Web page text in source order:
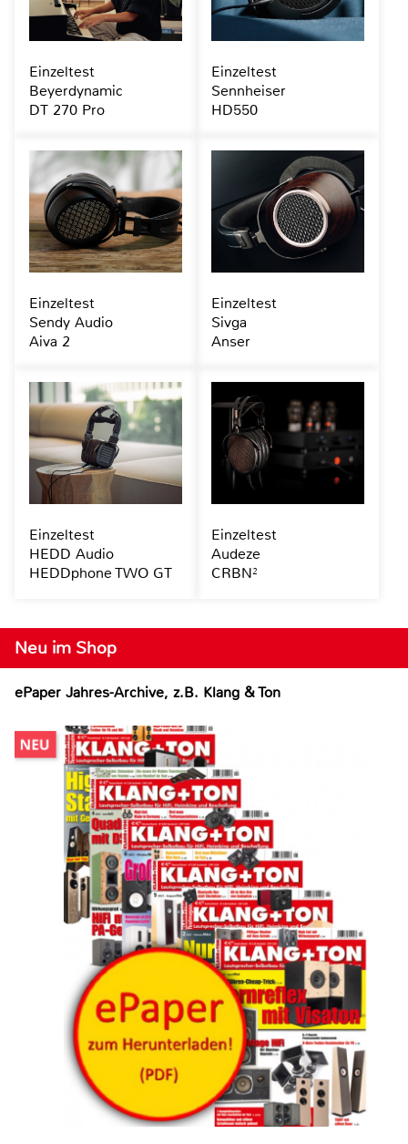
Neu im Shop
ePaper Jahres-Archive, z.B. Klang & Ton
Einzeltest
Beyerdynamic
DT 270 Pro
Einzeltest
Sennheiser
HD550
Einzeltest
Sendy Audio
Aiva 2
Einzeltest
Sivga
Anser
Einzeltest
HEDD Audio
HEDDphone TWO GT
Einzeltest
Audeze
CRBN²